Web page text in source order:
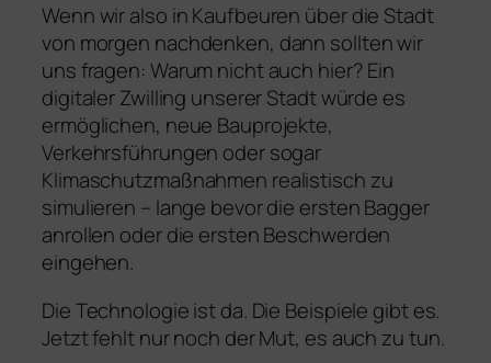
Wenn wir also in Kaufbeuren über die Stadt
von morgen nachdenken, dann sollten wir
uns fragen: Warum nicht auch hier? Ein
digitaler Zwilling unserer Stadt würde es
ermöglichen, neue Bauprojekte,
Verkehrsführungen oder sogar
Klimaschutzmaßnahmen realistisch zu
simulieren – lange bevor die ersten Bagger
anrollen oder die ersten Beschwerden
eingehen.
Die Technologie ist da. Die Beispiele gibt es.
Jetzt fehlt nur noch der Mut, es auch zu tun.